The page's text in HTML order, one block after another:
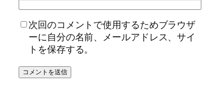
次回のコメントで使用するためブラウザ
ーに自分の名前、メールアドレス、サイ
トを保存する。